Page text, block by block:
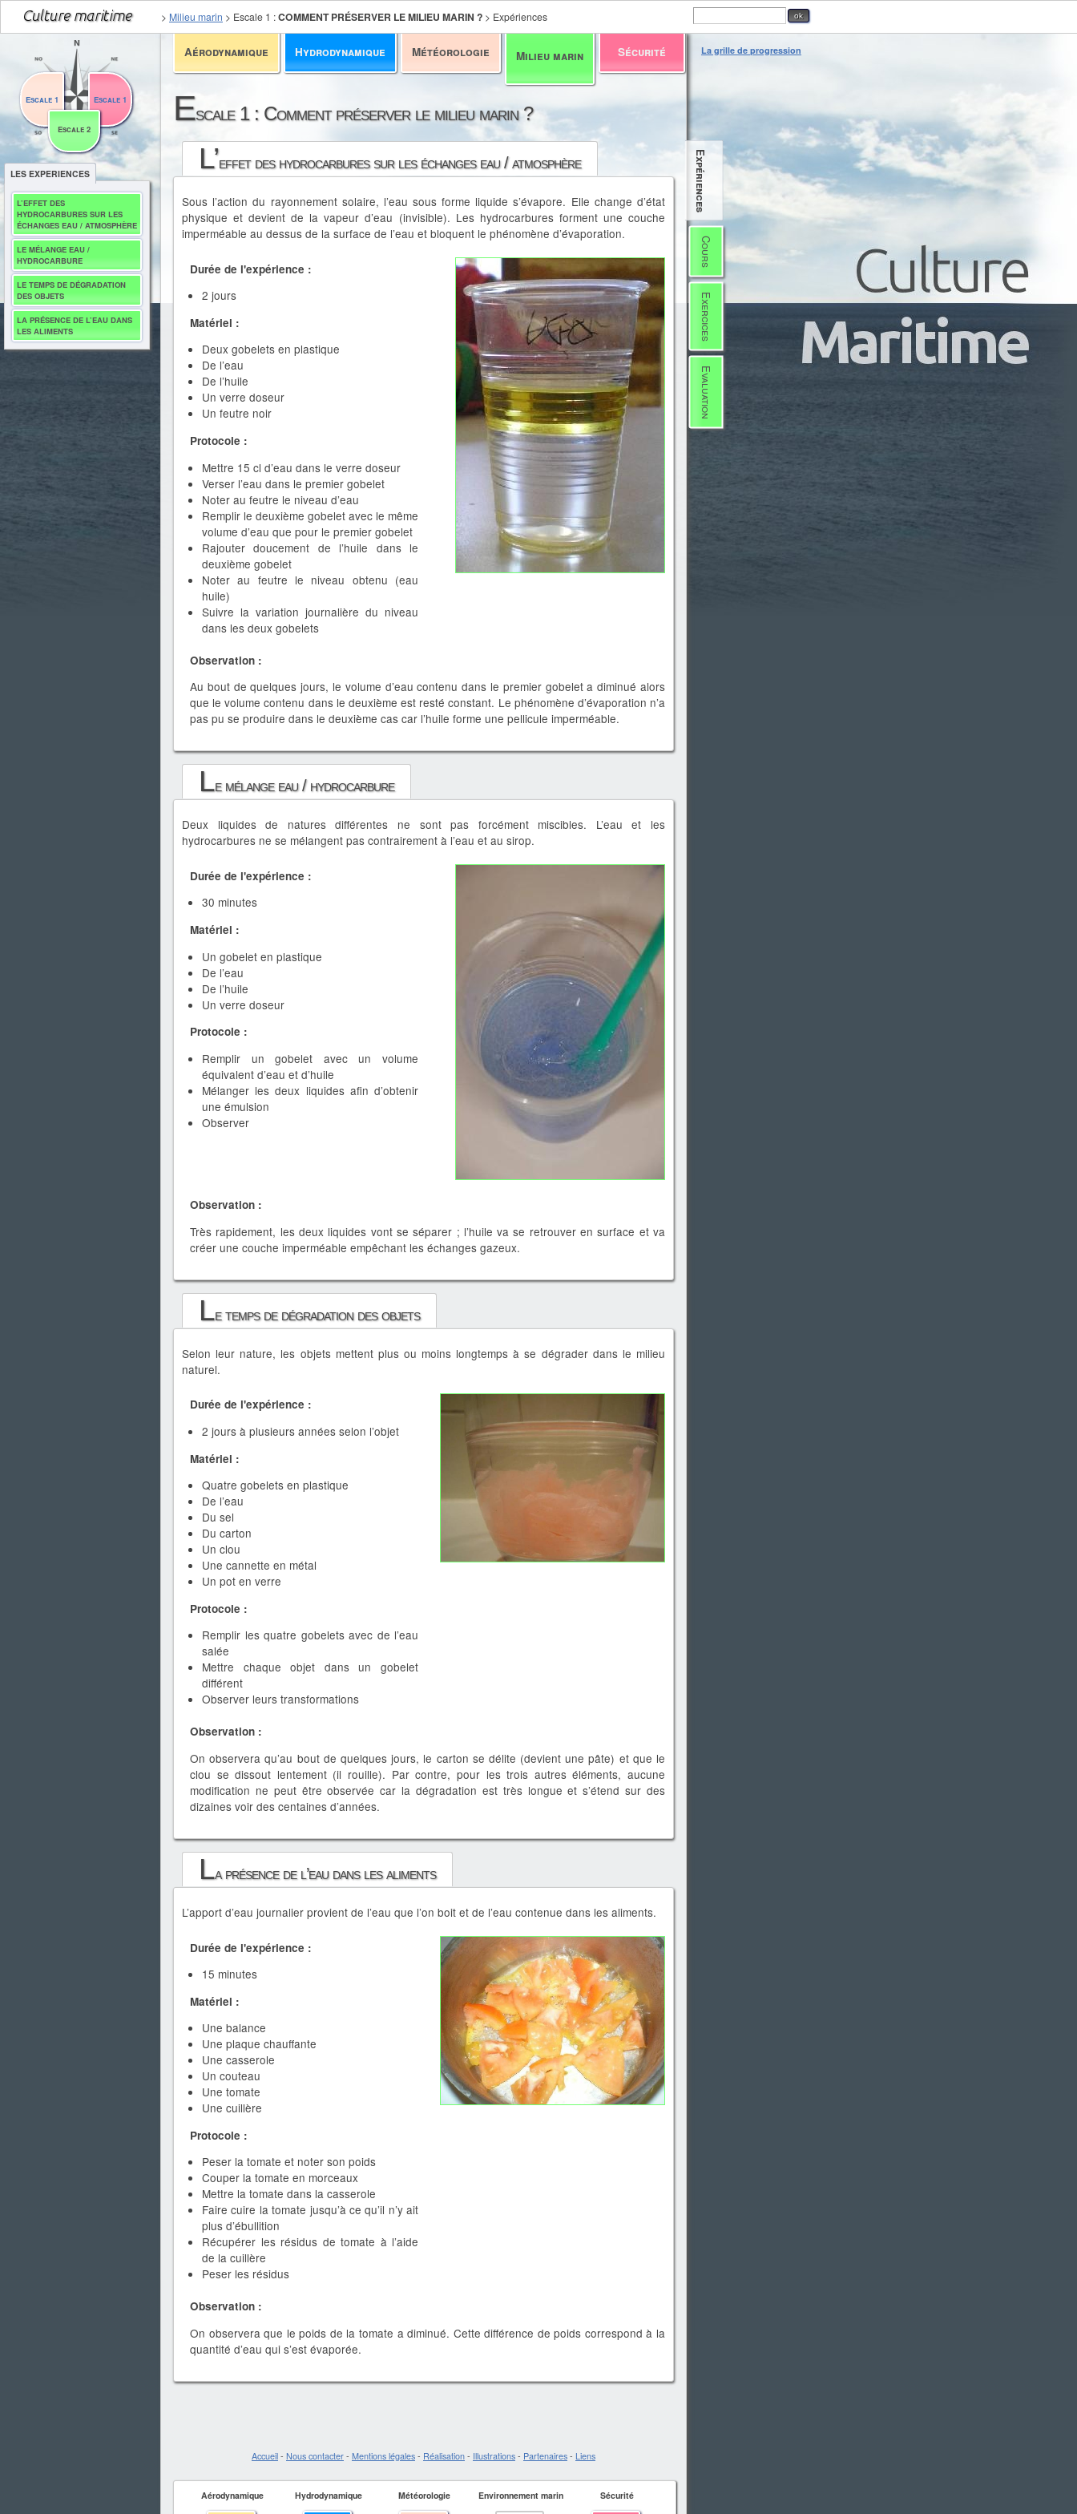
Aérodynamique Hydrodynamique Météorologie Milieu marin Sécurité
> Milieu marin > Escale 1 :COMMENT PRÉSERVER LE MILIEU MARIN ? > Expériences
La grille de progression
Escale 1 : Comment préserver le milieu marin ?
Expériences
Cours
Exercices
Evaluation
Aérodynamique Hydrodynamique Météorologie Environnement marin Sécurité
Accueil - Nous contacter - Mentions légales - Réalisation - Illustrations - Partenaires - Liens
LES EXPERIENCES
L’EFFET DES
HYDROCARBURES SUR LES
ÉCHANGES EAU / ATMOSPHÈRE
LE MÉLANGE EAU /
HYDROCARBURE
LE TEMPS DE DÉGRADATION
DES OBJETS
LA PRÉSENCE DE L’EAU DANS
LES ALIMENTS
L’effet des hydrocarbures sur les échanges eau / atmosphère
Sous l’action du rayonnement solaire, l’eau sous forme liquide s’évapore. Elle change d’état
physique et devient de la vapeur d’eau (invisible). Les hydrocarbures forment une couche
imperméable au dessus de la surface de l’eau et bloquent le phénomène d’évaporation.
Durée de l'expérience :
2 jours
Matériel :
Deux gobelets en plastique
De l’eau
De l’huile
Un verre doseur
Un feutre noir
Protocole :
Mettre 15 cl d’eau dans le verre doseur
Verser l’eau dans le premier gobelet
Noter au feutre le niveau d’eau
Remplir le deuxième gobelet avec le même
volume d’eau que pour le premier gobelet
Rajouter doucement de l’huile dans le
deuxième gobelet
Noter au feutre le niveau obtenu (eau
huile)
Suivre la variation journalière du niveau
dans les deux gobelets
Observation :
Au bout de quelques jours, le volume d’eau contenu dans le premier gobelet a diminué alors
que le volume contenu dans le deuxième est resté constant. Le phénomène d’évaporation n’a
pas pu se produire dans le deuxième cas car l’huile forme une pellicule imperméable.
Le mélange eau / hydrocarbure
Deux liquides de natures différentes ne sont pas forcément miscibles. L’eau et les
hydrocarbures ne se mélangent pas contrairement à l’eau et au sirop.
Durée de l'expérience :
30 minutes
Matériel :
Un gobelet en plastique
De l’eau
De l’huile
Un verre doseur
Protocole :
Remplir un gobelet avec un volume
équivalent d’eau et d’huile
Mélanger les deux liquides afin d’obtenir
une émulsion
Observer
Observation :
Très rapidement, les deux liquides vont se séparer ; l’huile va se retrouver en surface et va
créer une couche imperméable empêchant les échanges gazeux.
Le temps de dégradation des objets
Selon leur nature, les objets mettent plus ou moins longtemps à se dégrader dans le milieu
naturel.
Durée de l'expérience :
2 jours à plusieurs années selon l’objet
Matériel :
Quatre gobelets en plastique
De l’eau
Du sel
Du carton
Un clou
Une cannette en métal
Un pot en verre
Protocole :
Remplir les quatre gobelets avec de l’eau
salée
Mettre chaque objet dans un gobelet
différent
Observer leurs transformations
Observation :
On observera qu’au bout de quelques jours, le carton se délite (devient une pâte) et que le
clou se dissout lentement (il rouille). Par contre, pour les trois autres éléments, aucune
modification ne peut être observée car la dégradation est très longue et s’étend sur des
dizaines voir des centaines d’années.
La présence de l’eau dans les aliments
L’apport d’eau journalier provient de l’eau que l’on boit et de l’eau contenue dans les aliments.
Durée de l'expérience :
15 minutes
Matériel :
Une balance
Une plaque chauffante
Une casserole
Un couteau
Une tomate
Une cuillère
Protocole :
Peser la tomate et noter son poids
Couper la tomate en morceaux
Mettre la tomate dans la casserole
Faire cuire la tomate jusqu’à ce qu’il n’y ait
plus d’ébullition
Récupérer les résidus de tomate à l’aide
de la cuillère
Peser les résidus
Observation :
On observera que le poids de la tomate a diminué. Cette différence de poids correspond à la
quantité d’eau qui s’est évaporée.
Escale 1
Escale 1
Escale 2